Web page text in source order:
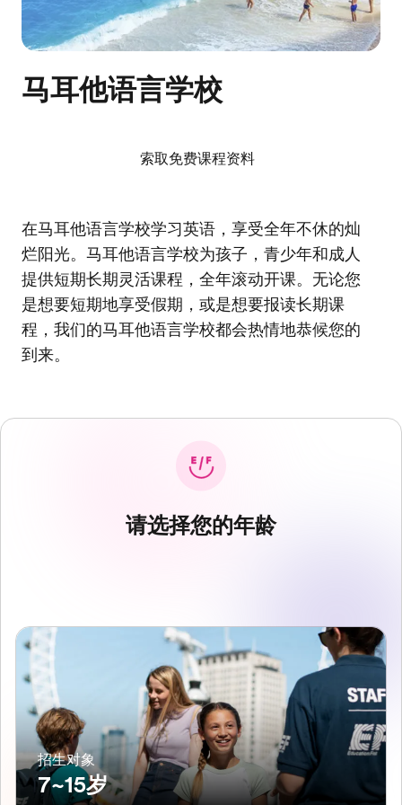
马耳他语言学校
在马耳他语言学校学习英语，享受全年不休的灿
烂阳光。马耳他语言学校为孩子，青少年和成人
提供短期长期灵活课程，全年滚动开课。无论您
是想要短期地享受假期，或是想要报读长期课
程，我们的马耳他语言学校都会热情地恭候您的
到来。
索取免费课程资料
请选择您的年龄
招生对象
7~15岁